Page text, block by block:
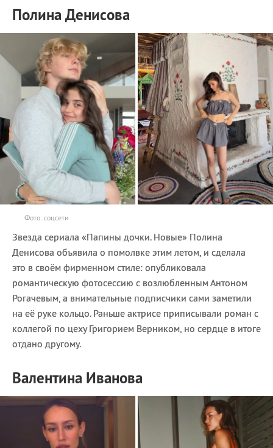
Полина Денисова
Фото: соцсети
Звезда сериала «Папины дочки. Новые» Полина
Денисова объявила о помолвке этим летом, и сделала
это в своём фирменном стиле: опубликовала
романтическую фотосессию с возлюбленным Антоном
Рогачевым, а внимательные подписчики сами заметили
на её руке кольцо. Раньше актрисе приписывали роман с
коллегой по цеху Григорием Верником, но сердце в итоге
отдано другому.
Валентина Иванова